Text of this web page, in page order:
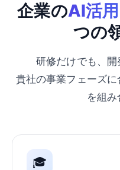
企業のAI活
つの
研修だけでも、開
貴社の事業フェーズ
を組み
🎓